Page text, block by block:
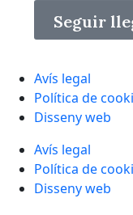
Seguir
Avís legal
Política de
Disseny web
Avís legal
Política de
Disseny web